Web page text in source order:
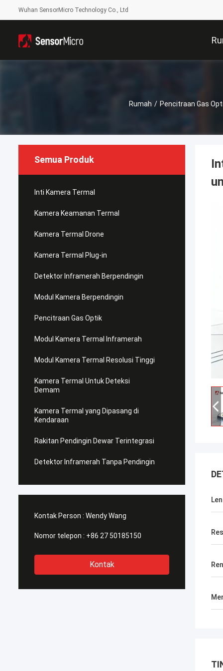
Wuhan SensorMicro Technology Co., Ltd
Rumah / Pencitraan Gas
Semua Produk
Inti Kamera Termal
Kamera Keamanan Termal
Kamera Termal Drone
Kamera Termal Plug-in
Detektor Inframerah Berpendingin
Modul Kamera Berpendingin
Pencitraan Gas Optik
Modul Kamera Termal Inframerah
Modul Kamera Termal Resolusi Tinggi
Kamera Termal Untuk Deteksi
Demam
Kamera Termal yang Dipasang di
Kendaraan
Rakitan Pendingin Dewar Terintegrasi
Detektor Inframerah Tanpa Pendingin
Kontak Person : Wendy Wang
Nomor telepon : +86 27 50185150
Kontak